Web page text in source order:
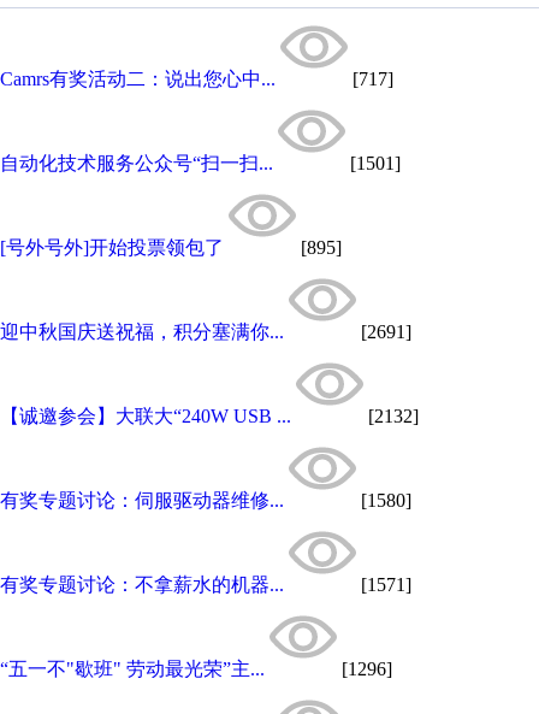
Camrs有奖活动二：说出您心中... [717]
自动化技术服务公众号“扫一扫... [1501]
[号外号外]开始投票领包了 [895]
迎中秋国庆送祝福，积分塞满你... [2691]
【诚邀参会】大联大“240W USB ... [2132]
有奖专题讨论：伺服驱动器维修... [1580]
有奖专题讨论：不拿薪水的机器... [1571]
“五一不"歇班" 劳动最光荣”主... [1296]